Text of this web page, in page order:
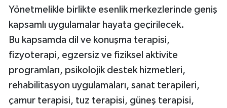
Yönetmelikle birlikte esenlik merkezlerinde geniş
kapsamlı uygulamalar hayata geçirilecek.
Bu kapsamda dil ve konuşma terapisi,
fizyoterapi, egzersiz ve fiziksel aktivite
programları, psikolojik destek hizmetleri,
rehabilitasyon uygulamaları, sanat terapileri,
çamur terapisi, tuz terapisi, güneş terapisi,